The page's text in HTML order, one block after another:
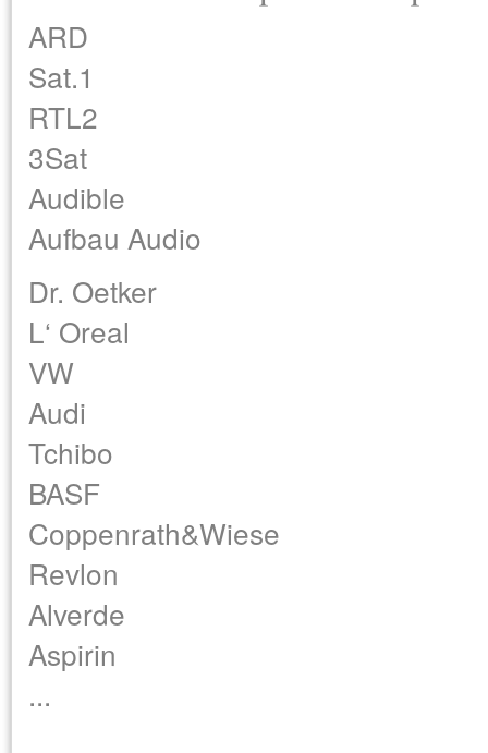
ARD
Sat.1
RTL2
3Sat
Audible
Aufbau Audio
Dr. Oetker
L‘ Oreal
VW
Audi
Tchibo
BASF
Coppenrath&Wiese
Revlon
Alverde
Aspirin
...